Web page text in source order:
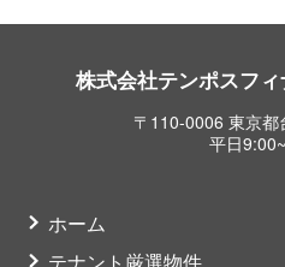
株式会社テンポスフ
〒110-0006 東京
平日
ホーム